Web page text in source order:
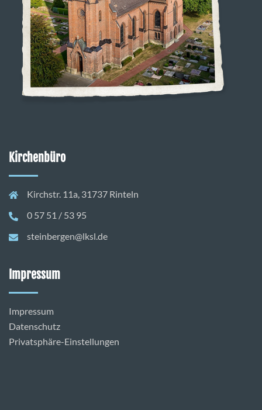
Kirchenbüro
Kirchstr. 11a, 31737 Rinteln
0 57 51 / 53 95
steinbergen@lksl.de
Impressum
Impressum
Datenschutz
Privatsphäre-Einstellungen